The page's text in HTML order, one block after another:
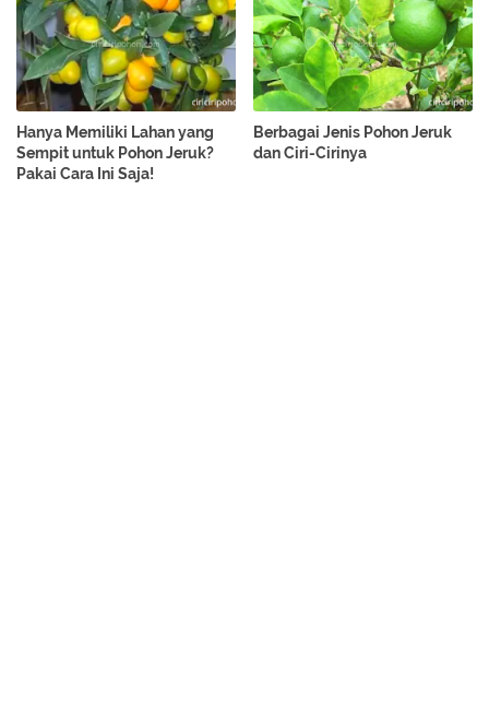
Hanya Memiliki Lahan yang
Sempit untuk Pohon Jeruk?
Pakai Cara Ini Saja!
Berbagai Jenis Pohon Jeruk
dan Ciri-Cirinya